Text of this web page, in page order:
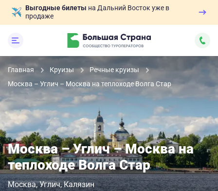
Выгодные билеты на Дальний Восток уже в
продаже
Главная Круизы
Речные круизы
Москва – Углич – Москва на теплоходе Волга Стар
Москва – Углич – Москва на
теплоходе Волга Стар
Москва Углич Калязин